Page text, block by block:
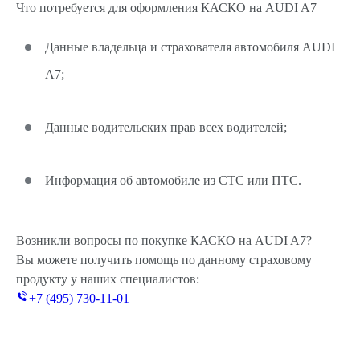
Что потребуется для оформления КАСКО на AUDI A7
Данные владельца и страхователя автомобиля AUDI
A7;
Данные водительских прав всех водителей;
Информация об автомобиле из СТС или ПТС.
Возникли вопросы по покупке КАСКО на AUDI A7?
Вы можете получить помощь по данному страховому
продукту у наших специалистов:
+7 (495) 730-11-01